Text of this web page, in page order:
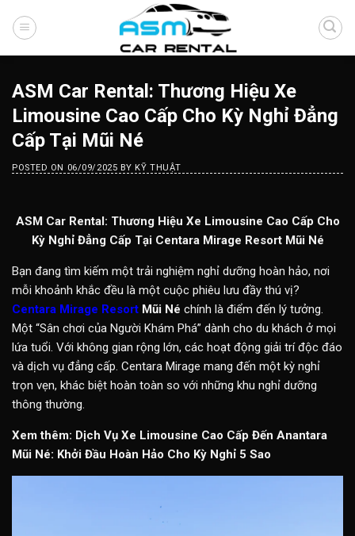
ASM Car Rental: Thương Hiệu Xe
Limousine Cao Cấp Cho Kỳ Nghỉ Đẳng
Cấp Tại Mũi Né
POSTED ON 06/09/2025 BY KỸ THUẬT
ASM Car Rental: Thương Hiệu Xe Limousine Cao Cấp Cho
Kỳ Nghỉ Đẳng Cấp Tại Centara Mirage Resort Mũi Né
Bạn đang tìm kiếm một trải nghiệm nghỉ dưỡng hoàn hảo, nơi
mỗi khoảnh khắc đều là một cuộc phiêu lưu đầy thú vị?
Centara Mirage Resort Mũi Né chính là điểm đến lý tưởng.
Một “Sân chơi của Người Khám Phá” dành cho du khách ở mọi
lứa tuổi. Với không gian rộng lớn, các hoạt động giải trí độc đáo
và dịch vụ đẳng cấp. Centara Mirage mang đến một kỳ nghỉ
trọn vẹn, khác biệt hoàn toàn so với những khu nghỉ dưỡng
thông thường.
Xem thêm: Dịch Vụ Xe Limousine Cao Cấp Đến Anantara
Mũi Né: Khởi Đầu Hoàn Hảo Cho Kỳ Nghỉ 5 Sao